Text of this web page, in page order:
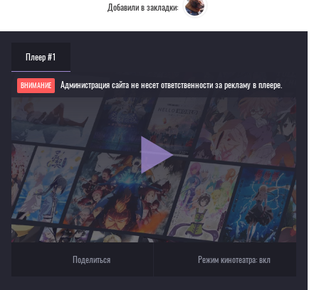
Добавили в закладки:
Плеер #1
ВНИМАНИЕ Администрация сайта не несет ответственности за рекламу в плеере.
Если видео не работает, обновите страницу или выберите другой плеер!
Для просмотра некоторых аниме необходимо установить VPN
Текущее воспроизведение：Гридмен
Поделиться Режим кинотеатра:вкл